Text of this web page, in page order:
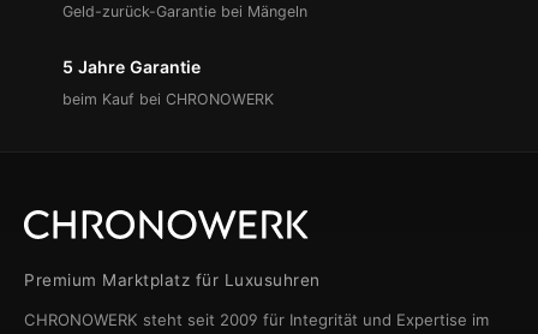
Geld-zurück-Garantie bei Mängeln
5 Jahre Garantie
beim Kauf bei CHRONOWERK
Premium Marktplatz für Luxusuhren
CHRONOWERK steht seit 2009 für Integrität und Expertise im